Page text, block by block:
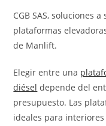
CGB SAS, soluciones
plataformas
de Manlift.
Elegir entre una
diésel depende del
presupuesto. Las
ideales para